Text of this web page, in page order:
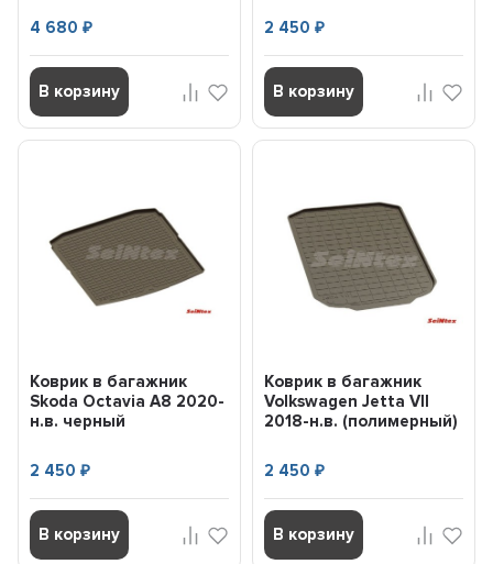
4 680₽
В корзину
2 450 ₽
В корзину
Коврик в багажник
Skoda Octavia A8 2020-
н.в. черный
95377 S...
2 450₽
В корзину
Коврик в багажник
Volkswagen Jetta VII
2018-н.в. (полимерный)
2 450 ₽
В корзину